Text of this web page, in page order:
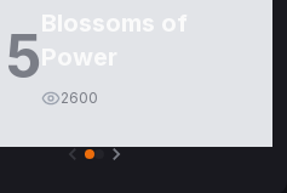
5Blossoms of
Power
2600